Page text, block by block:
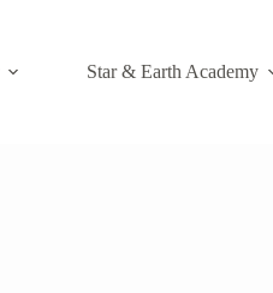
Star & Earth Academy